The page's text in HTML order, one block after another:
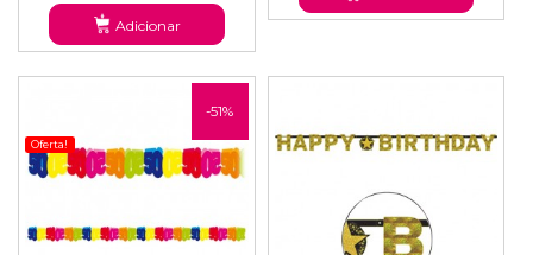
Adicionar
-51%
Oferta!